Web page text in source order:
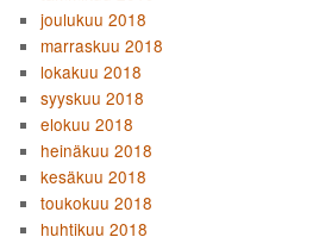
joulukuu 2018
marraskuu 2018
lokakuu 2018
syyskuu 2018
elokuu 2018
heinäkuu 2018
kesäkuu 2018
toukokuu 2018
huhtikuu 2018